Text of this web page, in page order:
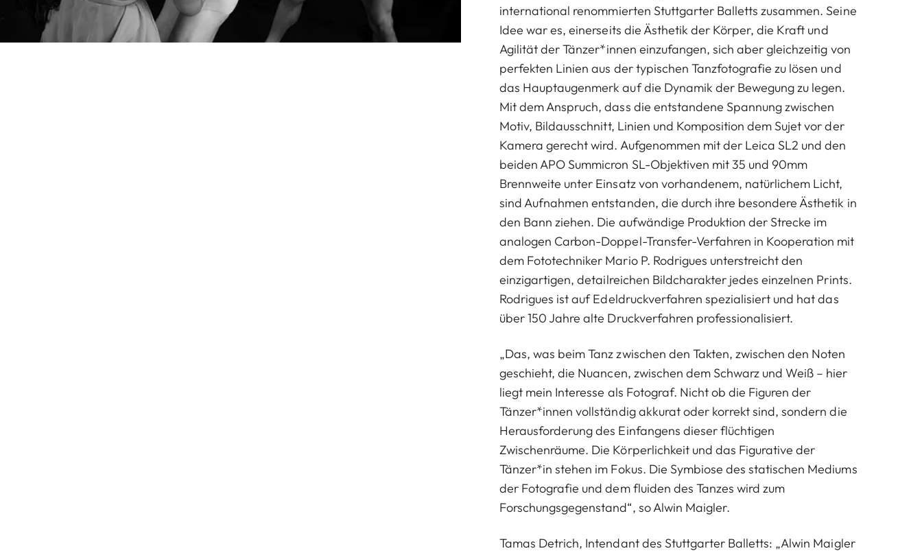
international renommierten Stuttgarter Balletts zusammen. Seine
Idee war es, einerseits die Ästhetik der Körper, die Kraft und
Agilität der Tänzer*innen einzufangen, sich aber gleichzeitig von
perfekten Linien aus der typischen Tanzfotografie zu lösen und
das Hauptaugenmerk auf die Dynamik der Bewegung zu legen.
Mit dem Anspruch, dass die entstandene Spannung zwischen
Motiv, Bildausschnitt, Linien und Komposition dem Sujet vor der
Kamera gerecht wird. Aufgenommen mit der Leica SL2 und den
beiden APO Summicron SL-Objektiven mit 35 und 90mm
Brennweite unter Einsatz von vorhandenem, natürlichem Licht,
sind Aufnahmen entstanden, die durch ihre besondere Ästhetik in
den Bann ziehen. Die aufwändige Produktion der Strecke im
analogen Carbon-Doppel-Transfer-Verfahren in Kooperation mit
dem Fototechniker Mario P. Rodrigues unterstreicht den
einzigartigen, detailreichen Bildcharakter jedes einzelnen Prints.
Rodrigues ist auf Edeldruckverfahren spezialisiert und hat das
über 150 Jahre alte Druckverfahren professionalisiert.
„Das, was beim Tanz zwischen den Takten, zwischen den Noten
geschieht, die Nuancen, zwischen dem Schwarz und Weiß – hier
liegt mein Interesse als Fotograf. Nicht ob die Figuren der
Tänzer*innen vollständig akkurat oder korrekt sind, sondern die
Herausforderung des Einfangens dieser flüchtigen
Zwischenräume. Die Körperlichkeit und das Figurative der
Tänzer*in stehen im Fokus. Die Symbiose des statischen Mediums
der Fotografie und dem fluiden des Tanzes wird zum
Forschungsgegenstand“, so Alwin Maigler.
Tamas Detrich, Intendant des Stuttgarter Balletts: „Alwin Maigler